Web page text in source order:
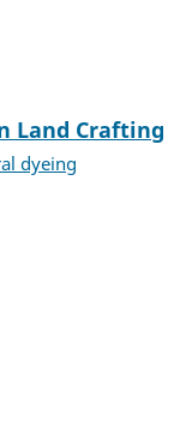
Land Crafting
dyeing